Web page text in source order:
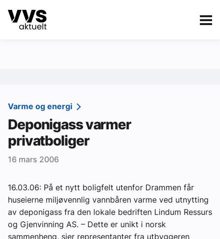
Kategorier
Sanitær
Ventilasjon
Varme og energi
Vann og avløp
Aktuelle prosjekter
Om VVS Aktuelt
Varme og energi
Deponigass varmer
privatboliger
16 mars 2006
16.03.06: På et nytt boligfelt utenfor Drammen får
huseierne miljøvennlig vannbåren varme ved utnytting
av deponigass fra den lokale bedriften Lindum Ressurs
og Gjenvinning AS. – Dette er unikt i norsk
sammenheng, sier representanter fra utbyggeren